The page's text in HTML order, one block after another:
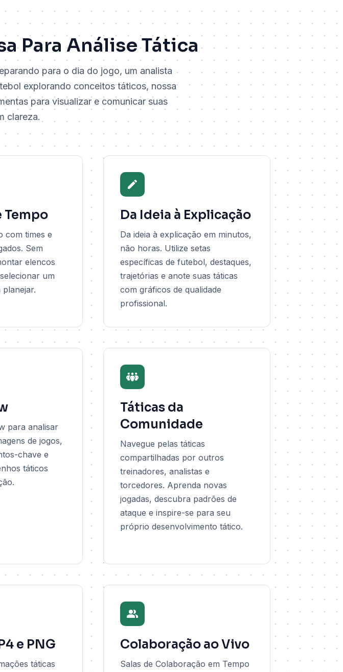
Para Análise Tática
para o dia do jogo, um analista
explorando conceitos táticos, nossa
para visualizar e comunicar suas
clareza.
Tempo
com times e
Sem
elencos
um
Da Ideia à Explicação
Da ideia à explicação em minutos,
não horas. Utilize setas
específicas de futebol, destaques,
trajetórias e anote suas táticas
com gráficos de qualidade
profissional.
para analisar
de jogos,
chave e
táticos
Táticas da
Comunidade
Navegue pelas táticas
compartilhadas por outros
treinadores, analistas e
torcedores. Aprenda novas
jogadas, descubra padrões de
ataque e inspire-se para seu
próprio desenvolvimento tático.
e PNG
táticas
Colaboração ao Vivo
Salas de Colaboração em Tempo